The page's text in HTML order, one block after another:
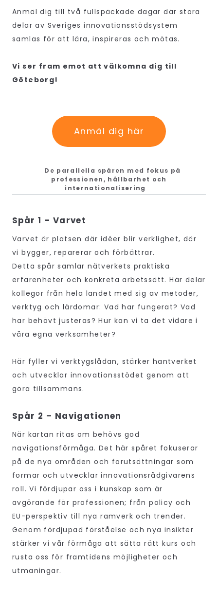
Anmäl dig till två fullspäckade dagar där stora
delar av Sveriges innovationsstödsystem
samlas för att lära, inspireras och mötas.
Vi ser fram emot att välkomna dig till
Göteborg!
Anmäl dig här
De parallella spåren med fokus på
professionen, hållbarhet och
internationalisering
Spår 1 – Varvet
Varvet är platsen där idéer blir verklighet, där
vi bygger, reparerar och förbättrar.
Detta spår samlar nätverkets praktiska
erfarenheter och konkreta arbetssätt. Här delar
kollegor från hela landet med sig av metoder,
verktyg och lärdomar: Vad har fungerat? Vad
har behövt justeras? Hur kan vi ta det vidare i
våra egna verksamheter?
Här fyller vi verktygslådan, stärker hantverket
och utvecklar innovationsstödet genom att
göra tillsammans.
Spår 2 – Navigationen
När kartan ritas om behövs god
navigationsförmåga. Det här spåret fokuserar
på de nya områden och förutsättningar som
formar och utvecklar innovationsrådgivarens
roll. Vi fördjupar oss i kunskap som är
avgörande för professionen; från policy och
EU-perspektiv till nya ramverk och trender.
Genom fördjupad förståelse och nya insikter
stärker vi vår förmåga att sätta rätt kurs och
rusta oss för framtidens möjligheter och
utmaningar.